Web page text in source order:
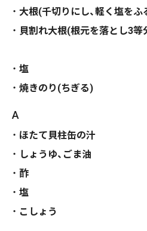
大根(千切りにし、軽く塩をふ
貝割れ大根(根元を落とし3等
塩
焼きのり(ちぎる)
A
ほたて貝柱缶の汁
しょうゆ、ごま油
酢
塩
こしょう